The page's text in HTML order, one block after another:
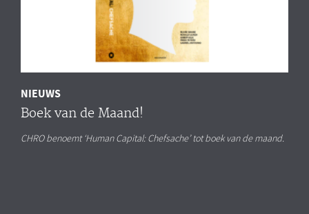
NIEUWS
Boek van de Maand!
CHRO benoemt ‘Human Capital: Chefsache’ tot boek van de maand.